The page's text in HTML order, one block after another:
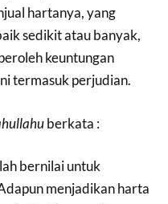
hartanya, yang
sedikit atau banyak,
keuntungan
termasuk perjudian.
berkata :
bernilai untuk
menjadikan harta